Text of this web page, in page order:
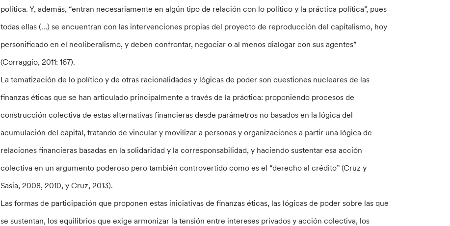
política. Y, además, “entran necesariamente en algún tipo de relación con lo político y la práctica política”, pues
todas ellas (…) se encuentran con las intervenciones propias del proyecto de reproducción del capitalismo, hoy
personificado en el neoliberalismo, y deben confrontar, negociar o al menos dialogar con sus agentes”
(Corraggio, 2011: 167).
La tematización de lo político y de otras racionalidades y lógicas de poder son cuestiones nucleares de las
finanzas éticas que se han articulado principalmente a través de la práctica: proponiendo procesos de
construcción colectiva de estas alternativas financieras desde parámetros no basados en la lógica del
acumulación del capital, tratando de vincular y movilizar a personas y organizaciones a partir una lógica de
relaciones financieras basadas en la solidaridad y la corresponsabilidad, y haciendo sustentar esa acción
colectiva en un argumento poderoso pero también controvertido como es el “derecho al crédito” (Cruz y
Sasia, 2008, 2010, y Cruz, 2013).
Las formas de participación que proponen estas iniciativas de finanzas éticas, las lógicas de poder sobre las que
se sustentan, los equilibrios que exige armonizar la tensión entre intereses privados y acción colectiva, los